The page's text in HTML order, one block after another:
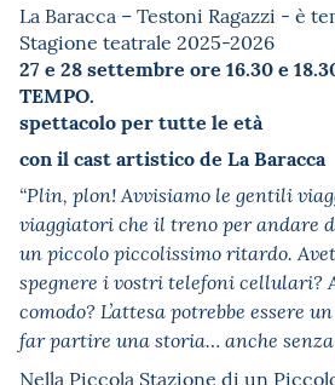
La Baracca – Testoni Ragazzi - è
Stagione teatrale 2025-2026
27 e 28 settembre ore 16.30 e
TEMPO.
spettacolo per tutte le età
con il cast artistico de La Baracca
“Plin, plon! Avvisiamo le gentili
viaggiatori che il treno per andare
un piccolo piccolissimo ritardo.
spegnere i vostri telefoni cellulari?
comodo? L’attesa potrebbe essere
far partire una storia… anche
Nella Piccola Stazione di un